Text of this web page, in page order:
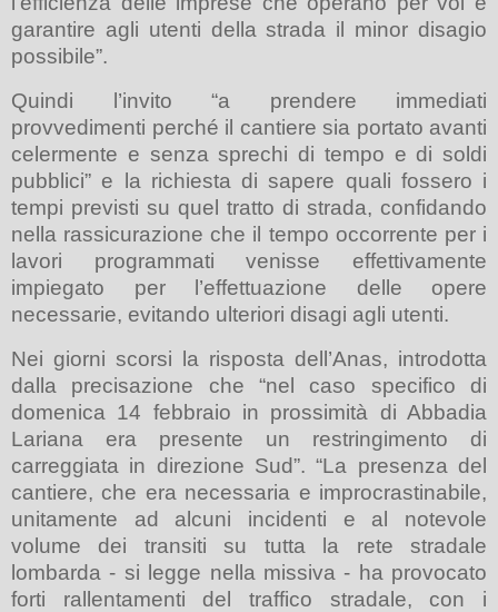
garantire agli utenti della strada il minor disagio
possibile”.
Quindi l’invito “a prendere immediati
provvedimenti perché il cantiere sia portato avanti
celermente e senza sprechi di tempo e di soldi
pubblici” e la richiesta di sapere quali fossero i
tempi previsti su quel tratto di strada, confidando
nella rassicurazione che il tempo occorrente per i
lavori programmati venisse effettivamente
impiegato per l’effettuazione delle opere
necessarie, evitando ulteriori disagi agli utenti.
Nei giorni scorsi la risposta dell’Anas, introdotta
dalla precisazione che “nel caso specifico di
domenica 14 febbraio in prossimità di Abbadia
Lariana era presente un restringimento di
carreggiata in direzione Sud”. “La presenza del
cantiere, che era necessaria e improcrastinabile,
unitamente ad alcuni incidenti e al notevole
volume dei transiti su tutta la rete stradale
lombarda - si legge nella missiva - ha provocato
forti rallentamenti del traffico stradale, con i